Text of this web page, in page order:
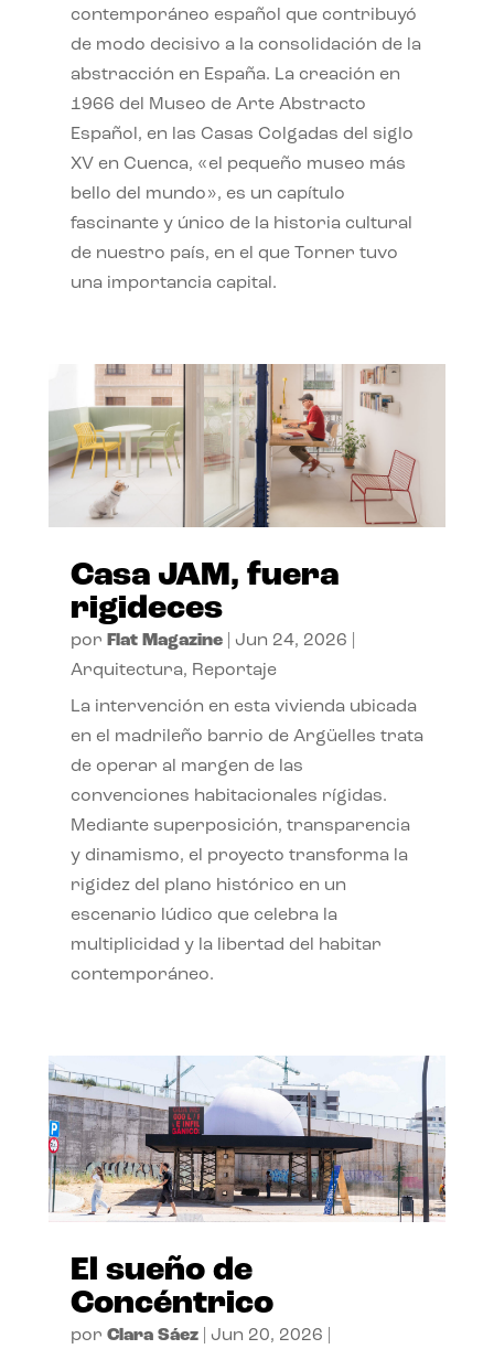
contemporáneo español que contribuyó
de modo decisivo a la consolidación de la
abstracción en España. La creación en
1966 del Museo de Arte Abstracto
Español, en las Casas Colgadas del siglo
XV en Cuenca, «el pequeño museo más
bello del mundo», es un capítulo
fascinante y único de la historia cultural
de nuestro país, en el que Torner tuvo
una importancia capital.
Casa JAM, fuera
rigideces
por Flat Magazine| Jun 24, 2026
Arquitectura, Reportaje
La intervención en esta vivienda ubicada
en el madrileño barrio de Argüelles trata
de operar al margen de las
convenciones habitacionales rígidas.
Mediante superposición, transparencia
y dinamismo, el proyecto transforma la
rigidez del plano histórico en un
escenario lúdico que celebra la
multiplicidad y la libertad del habitar
contemporáneo.
El sueño de
Concéntrico
por Clara Sáez| Jun 20, 2026